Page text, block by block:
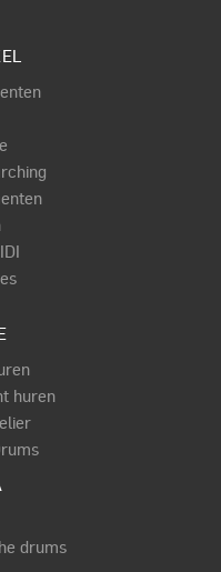
huren
drums